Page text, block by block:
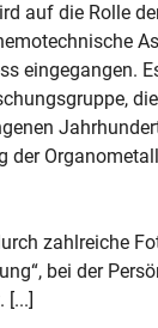
auf die Rolle
eingegangen.
der
zahlreiche
bei der
[...]